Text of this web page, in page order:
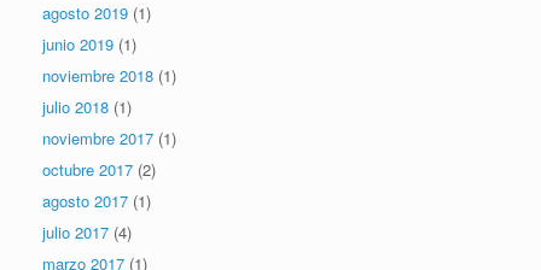
agosto 2019 (1)
junio 2019 (1)
noviembre 2018 (1)
julio 2018 (1)
noviembre 2017 (1)
octubre 2017 (2)
agosto 2017 (1)
julio 2017 (4)
marzo 2017 (1)